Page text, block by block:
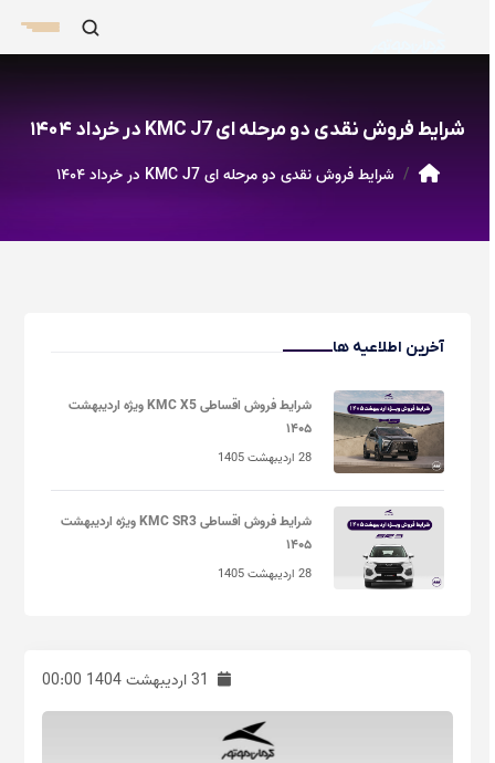
شرایط فروش نقدی دو مرحله ای KMC J7 در خرداد ۱۴۰۴
شرایط فروش نقدی دو مرحله ای KMC J7 در خرداد ۱۴۰۴
آخرین اطلاعیه ها
شرایط فروش اقساطی KMC X5 ویژه اردیبهشت
۱۴۰۵
28 اردیبهشت 1405
شرایط فروش اقساطی KMC SR3 ویژه اردیبهشت
۱۴۰۵
28 اردیبهشت 1405